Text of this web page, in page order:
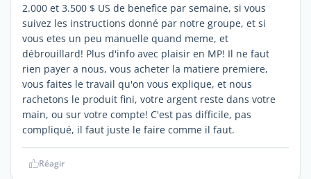
2.000 et 3.500 $ US de benefice par semaine, si vous
suivez les instructions donné par notre groupe, et si
vous etes un peu manuelle quand meme, et
débrouillard! Plus d'info avec plaisir en MP! Il ne faut
rien payer a nous, vous acheter la matiere premiere,
vous faites le travail qu'on vous explique, et nous
rachetons le produit fini, votre argent reste dans votre
main, ou sur votre compte! C'est pas difficile, pas
compliqué, il faut juste le faire comme il faut.
Réagir